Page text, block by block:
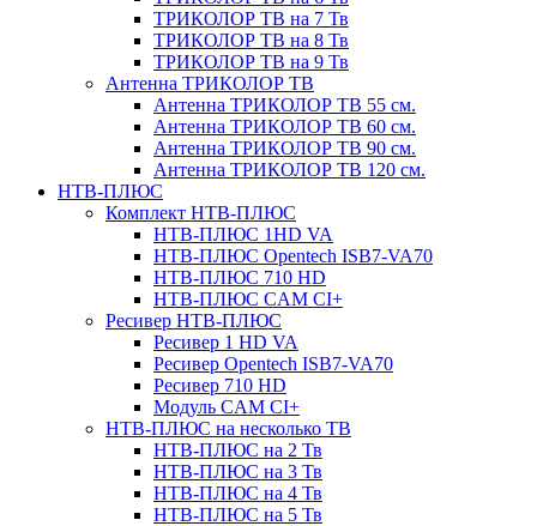
ТРИКОЛОР ТВ на 7 Тв
ТРИКОЛОР ТВ на 8 Тв
ТРИКОЛОР ТВ на 9 Тв
Антенна ТРИКОЛОР ТВ
Антенна ТРИКОЛОР ТВ 55 см.
Антенна ТРИКОЛОР ТВ 60 см.
Антенна ТРИКОЛОР ТВ 90 см.
Антенна ТРИКОЛОР ТВ 120 см.
НТВ-ПЛЮС
Комплект НТВ-ПЛЮС
НТВ-ПЛЮС 1HD VA
НТВ-ПЛЮС Opentech ISB7-VA70
НТВ-ПЛЮС 710 HD
НТВ-ПЛЮС CAM CI+
Ресивер НТВ-ПЛЮС
Ресивер 1 HD VA
Ресивер Opentech ISB7-VA70
Ресивер 710 HD
Модуль CAM CI+
НТВ-ПЛЮС на несколько ТВ
НТВ-ПЛЮС на 2 Тв
НТВ-ПЛЮС на 3 Тв
НТВ-ПЛЮС на 4 Тв
НТВ-ПЛЮС на 5 Тв